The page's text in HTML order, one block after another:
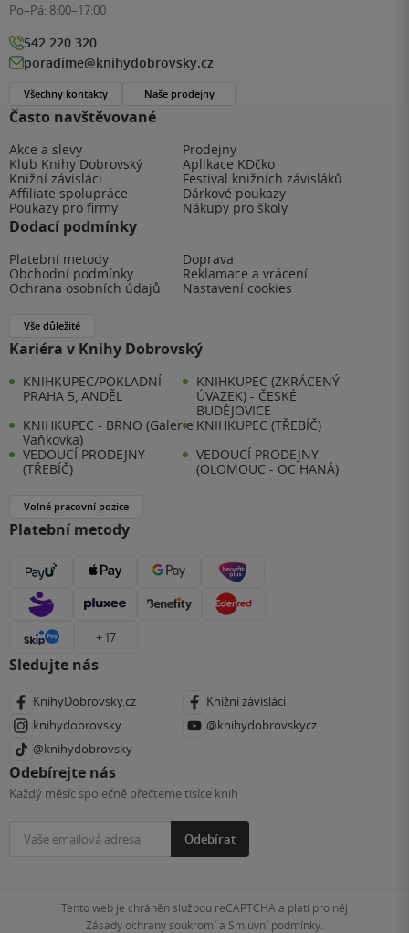
Často navštěvované
Akce a slevy
Prodejny
Klub Knihy Dobrovský
Aplikace KDčko
Knižní závisláci
Festival knižních závisláků
Affiliate spolupráce
Dárkové poukazy
Poukazy pro firmy
Nákupy pro školy
Dodací podmínky
Platební metody
Doprava
Obchodní podmínky
Reklamace a vrácení
Ochrana osobních údajů
Nastavení cookies
Vše důležité
Kariéra v Knihy Dobrovský
KNIHKUPEC/POKLADNÍ -
PRAHA 5, ANDĚL
KNIHKUPEC (ZKRÁCENÝ
ÚVAZEK) - ČESKÉ
BUDĚJOVICE
KNIHKUPEC - BRNO (Galerie
Vaňkovka)
KNIHKUPEC (TŘEBÍČ)
VEDOUCÍ PRODEJNY
(TŘEBÍČ)
VEDOUCÍ PRODEJNY
(OLOMOUC - OC HANÁ)
Volné pracovní pozice
Platební metody
+ 17
Sledujte nás
KnihyDobrovsky.cz
Knižní závisláci
knihydobrovsky
@knihydobrovskycz
@knihydobrovsky
Odebírejte nás
Každý měsíc společně přečteme tisíce knih
Odebírat
Po–Pá: 8:00–17:00
542 220 320
poradime@knihydobrovsky.cz
Všechny kontakty Naše prodejny
Tento web je chráněn službou reCAPTCHA a platí pro něj
Zásady ochrany soukromía Smluvní podmínky